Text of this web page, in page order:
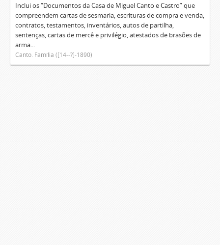
Inclui os “Documentos da Casa de Miguel Canto e Castro” que
compreendem cartas de sesmaria, escrituras de compra e venda,
contratos, testamentos, inventários, autos de partilha,
sentenças, cartas de mercê e privilégio, atestados de brasões de
arma...
Canto. Família ([14--?]-1890)